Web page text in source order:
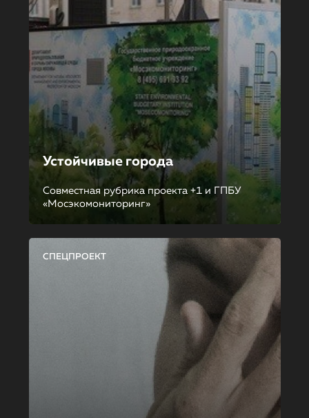
Устойчивые города
Совместная рубрика проекта +1 и ГПБУ
«Мосэкомониторинг»
СПЕЦПРОЕКТ